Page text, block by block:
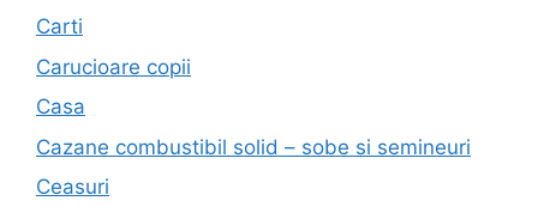
Carti
Carucioare copii
Casa
Cazane combustibil solid – sobe si semineuri
Ceasuri